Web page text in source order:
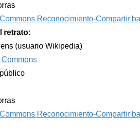
Reconocimiento-Compartir
retrato:
(usuario Wikipedia)
Reconocimiento-Compartir